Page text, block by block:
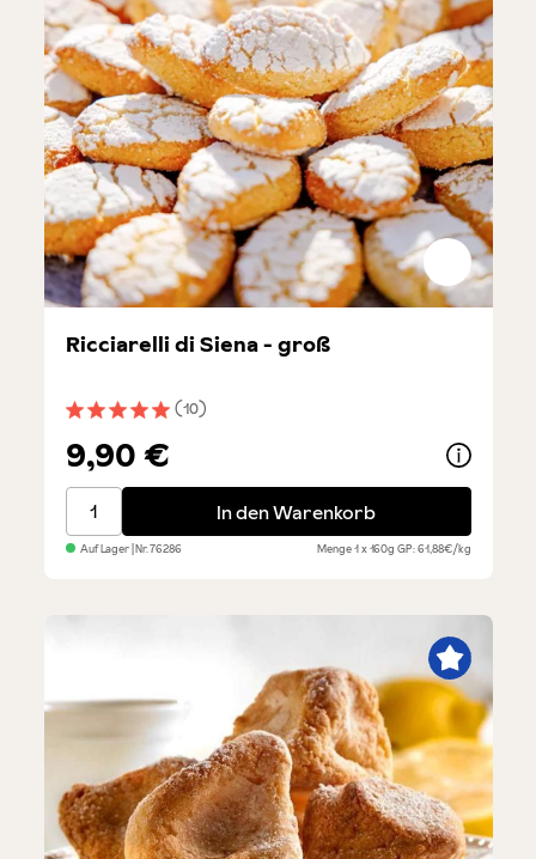
Durchschnittliche Bewertung von 5 von 5 Sternen
(10)
Ricciarelli di Siena - groß
9,90 €
Ricciarelli di Siena - großIn den Warenkorb
Auf Lager| Nr.76286 Menge1 x 160gGP: 61,88€/kg